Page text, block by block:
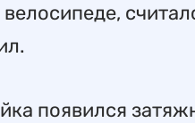
велосипеде,
появился